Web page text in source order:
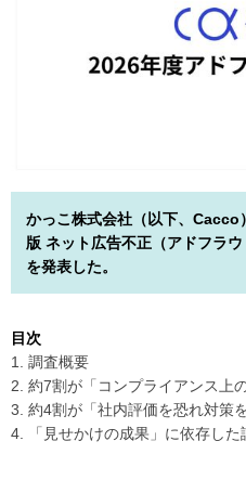
かっこ株式会社（以下、
版 ネット広告不正（アドフラ
を発表した。
目次
1. 調査概要
2. 約7割が「コンプライアンス上
3. 約4割が「社内評価を恐れ対策を
4. 「見せかけの成果」に依存した